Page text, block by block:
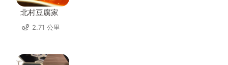
北村豆腐家
2.71 公里